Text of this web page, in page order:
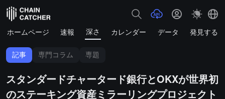
ホームページ 速報 深さ カレンダー データ 発見する
記事 専門コラム 専題
スタンダードチャータード銀行とOKXが世界初
のステーキング資産ミラーリングプロジェクト